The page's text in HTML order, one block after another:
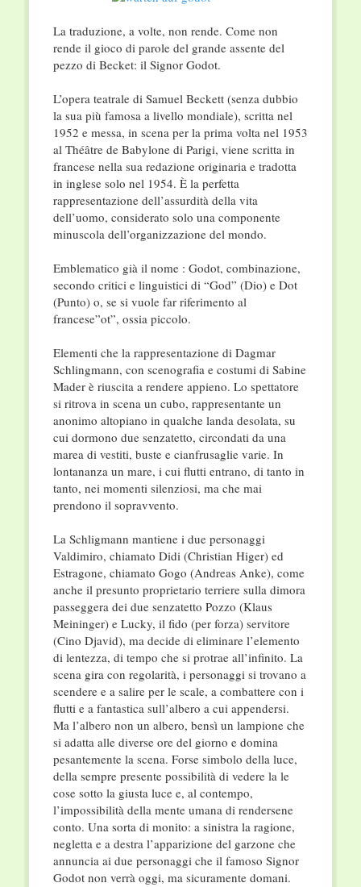
La traduzione, a volte, non rende. Come non
rende il gioco di parole del grande assente del
pezzo di Becket: il Signor Godot.
L’opera teatrale di Samuel Beckett (senza dubbio
la sua più famosa a livello mondiale), scritta nel
1952 e messa, in scena per la prima volta nel 1953
al Théâtre de Babylone di Parigi, viene scritta in
francese nella sua redazione originaria e tradotta
in inglese solo nel 1954. È la perfetta
rappresentazione dell’assurdità della vita
dell’uomo, considerato solo una componente
minuscola dell’organizzazione del mondo.
Emblematico già il nome : Godot, combinazione,
secondo critici e linguistici di “God” (Dio) e Dot
(Punto) o, se si vuole far riferimento al
francese”ot”, ossia piccolo.
Elementi che la rappresentazione di Dagmar
Schlingmann, con scenografia e costumi di Sabine
Mader è riuscita a rendere appieno. Lo spettatore
si ritrova in scena un cubo, rappresentante un
anonimo altopiano in qualche landa desolata, su
cui dormono due senzatetto, circondati da una
marea di vestiti, buste e cianfrusaglie varie. In
lontananza un mare, i cui flutti entrano, di tanto in
tanto, nei momenti silenziosi, ma che mai
prendono il sopravvento.
La Schligmann mantiene i due personaggi
Valdimiro, chiamato Didi (Christian Higer) ed
Estragone, chiamato Gogo (Andreas Anke), come
anche il presunto proprietario terriere sulla dimora
passeggera dei due senzatetto Pozzo (Klaus
Meininger) e Lucky, il fido (per forza) servitore
(Cino Djavid), ma decide di eliminare l’elemento
di lentezza, di tempo che si protrae all’infinito. La
scena gira con regolarità, i personaggi si trovano a
scendere e a salire per le scale, a combattere con i
flutti e a fantastica sull’albero a cui appendersi.
Ma l’albero non un albero, bensì un lampione che
si adatta alle diverse ore del giorno e domina
pesantemente la scena. Forse simbolo della luce,
della sempre presente possibilità di vedere la le
cose sotto la giusta luce e, al contempo,
l’impossibilità della mente umana di rendersene
conto. Una sorta di monito: a sinistra la ragione,
negletta e a destra l’apparizione del garzone che
annuncia ai due personaggi che il famoso Signor
Godot non verrà oggi, ma sicuramente domani.